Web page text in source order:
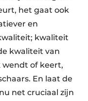
het gaat ook
en
kwaliteit
kwaliteit van
wendt of keert,
En laat de
net cruciaal zijn